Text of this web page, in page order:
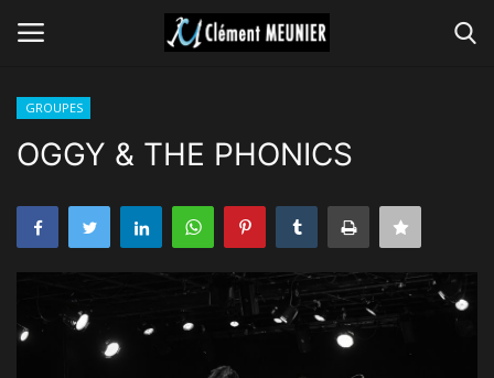
CONCERTS
VIDEOS
MUSIQUES
GROUPES
OGGY & THE PHONICS